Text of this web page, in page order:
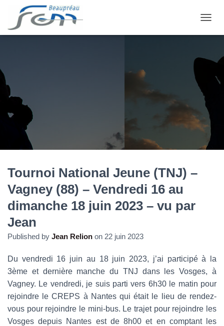
Tournoi National Jeune (TNJ) –
Vagney (88) – Vendredi 16 au
dimanche 18 juin 2023 – vu par
Jean
Published by Jean Relion on 22 juin 2023
Du vendredi 16 juin au 18 juin 2023, j’ai participé à la
3ème et dernière manche du TNJ dans les Vosges, à
Vagney. Le vendredi, je suis parti vers 6h30 le matin pour
rejoindre le CREPS à Nantes qui était le lieu de rendez-
vous pour rejoindre le mini-bus. Le trajet pour rejoindre les
Vosges depuis Nantes est de 8h00 et en comptant les